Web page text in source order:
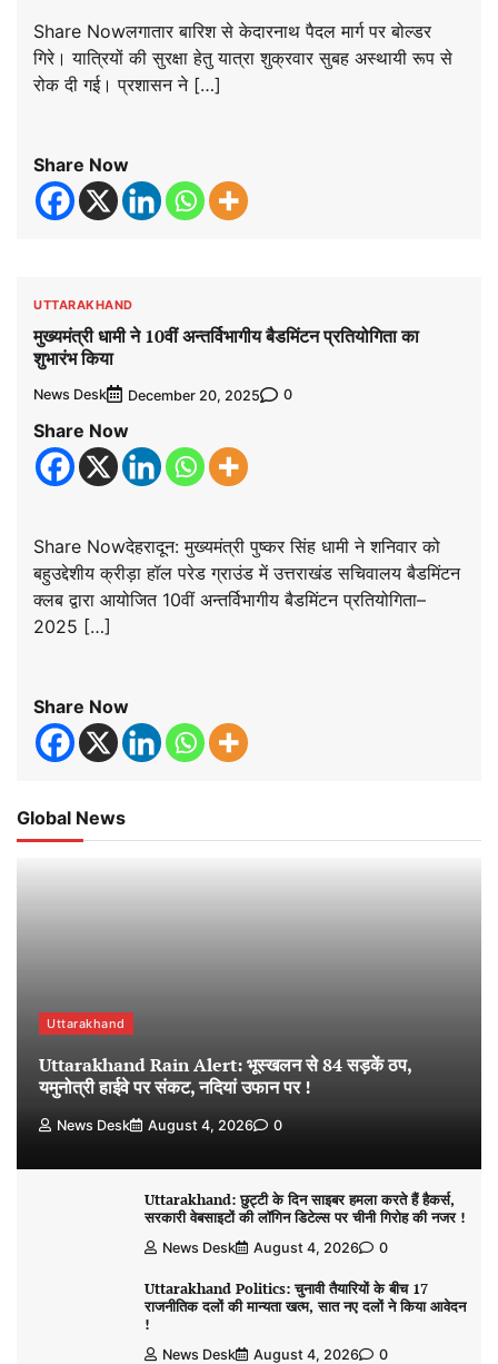
Share Nowलगातार बारिश से केदारनाथ पैदल मार्ग पर बोल्डर
गिरे। यात्रियों की सुरक्षा हेतु यात्रा शुक्रवार सुबह अस्थायी रूप से
रोक दी गई। प्रशासन ने […]
Share Now
UTTARAKHAND
मुख्यमंत्री धामी ने 10वीं अन्तर्विभागीय बैडमिंटन प्रतियोगिता का
शुभारंभ किया
News Desk December 20, 2025 0
Share Now
Share Nowदेहरादून: मुख्यमंत्री पुष्कर सिंह धामी ने शनिवार को
बहुउद्देशीय क्रीड़ा हॉल परेड ग्राउंड में उत्तराखंड सचिवालय बैडमिंटन
क्लब द्वारा आयोजित 10वीं अन्तर्विभागीय बैडमिंटन प्रतियोगिता–
2025 […]
Share Now
Global News
Uttarakhand
Uttarakhand Rain Alert: भूस्खलन से 84 सड़कें ठप,
यमुनोत्री हाईवे पर संकट, नदियां उफान पर !
News Desk August 4, 2026 0
Uttarakhand: छुट्टी के दिन साइबर हमला करते हैं हैकर्स,
सरकारी वेबसाइटों की लॉगिन डिटेल्स पर चीनी गिरोह की नजर !
News Desk August 4, 2026 0
Uttarakhand Politics: चुनावी तैयारियों के बीच 17
राजनीतिक दलों की मान्यता खत्म, सात नए दलों ने किया आवेदन
!
News Desk August 4, 2026 0